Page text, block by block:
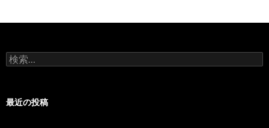
検
索:
最近の投稿